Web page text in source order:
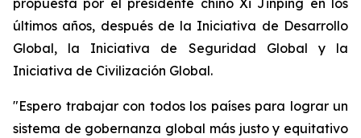
propuesta por el presidente chino Xi Jinping en los
últimos años, después de la Iniciativa de Desarrollo
Global, la Iniciativa de Seguridad Global y la
Iniciativa de Civilización Global.
"Espero trabajar con todos los países para lograr un
sistema de gobernanza global más justo y equitativo